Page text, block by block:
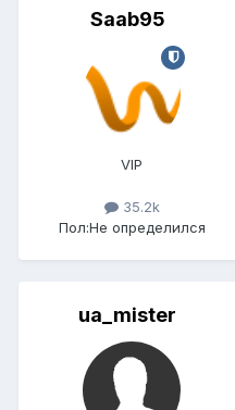
Saab95
VIP
35.2k
Пол:Не определился
ua_mister